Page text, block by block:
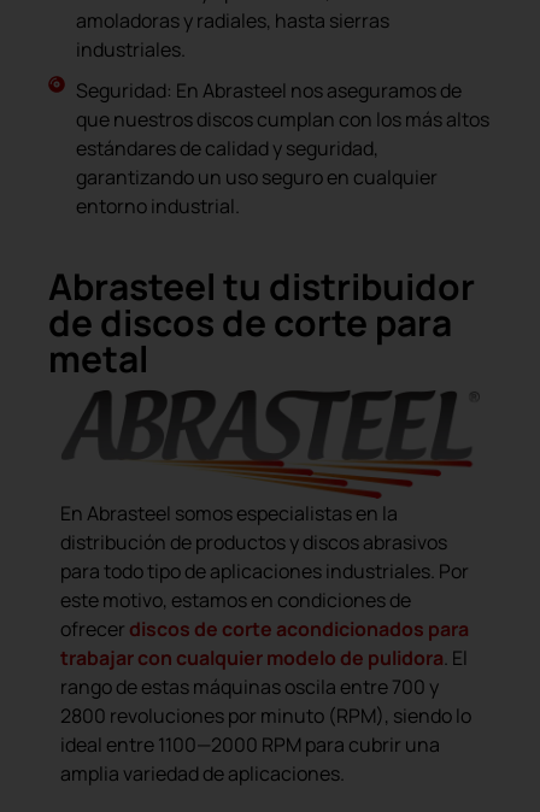
amoladoras y radiales, hasta sierras
industriales.
Seguridad: En Abrasteel nos aseguramos de
que nuestros discos cumplan con los más altos
estándares de calidad y seguridad,
garantizando un uso seguro en cualquier
entorno industrial.
Abrasteel tu distribuidor
de discos de corte para
metal
En Abrasteel somos especialistas en la
distribución de productos y discos abrasivos
para todo tipo de aplicaciones industriales. Por
este motivo, estamos en condiciones de
ofrecer discos de corte acondicionados para
trabajar con cualquier modelo de pulidora. El
rango de estas máquinas oscila entre 700 y
2800 revoluciones por minuto (RPM), siendo lo
ideal entre 1100—2000 RPM para cubrir una
amplia variedad de aplicaciones.